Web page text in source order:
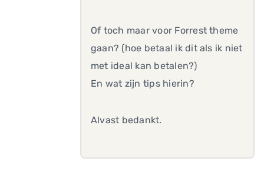
Of toch maar voor Forrest theme
gaan? (hoe betaal ik dit als ik niet
met ideal kan betalen?)
En wat zijn tips hierin?
Alvast bedankt.